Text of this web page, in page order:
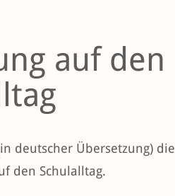
auf den
deutscher Übersetzung) die
den Schulalltag.